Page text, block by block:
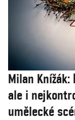
Milan
ale i
umělecké